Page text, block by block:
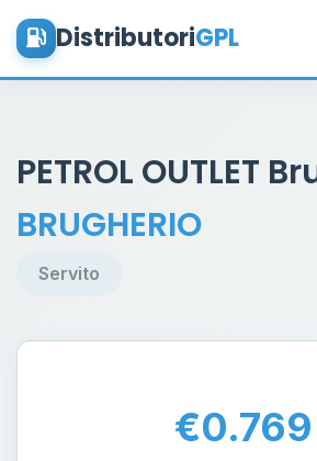
DistributoriGPL
PETROL OUTLET
BRUGHERIO
Servito
€0.769